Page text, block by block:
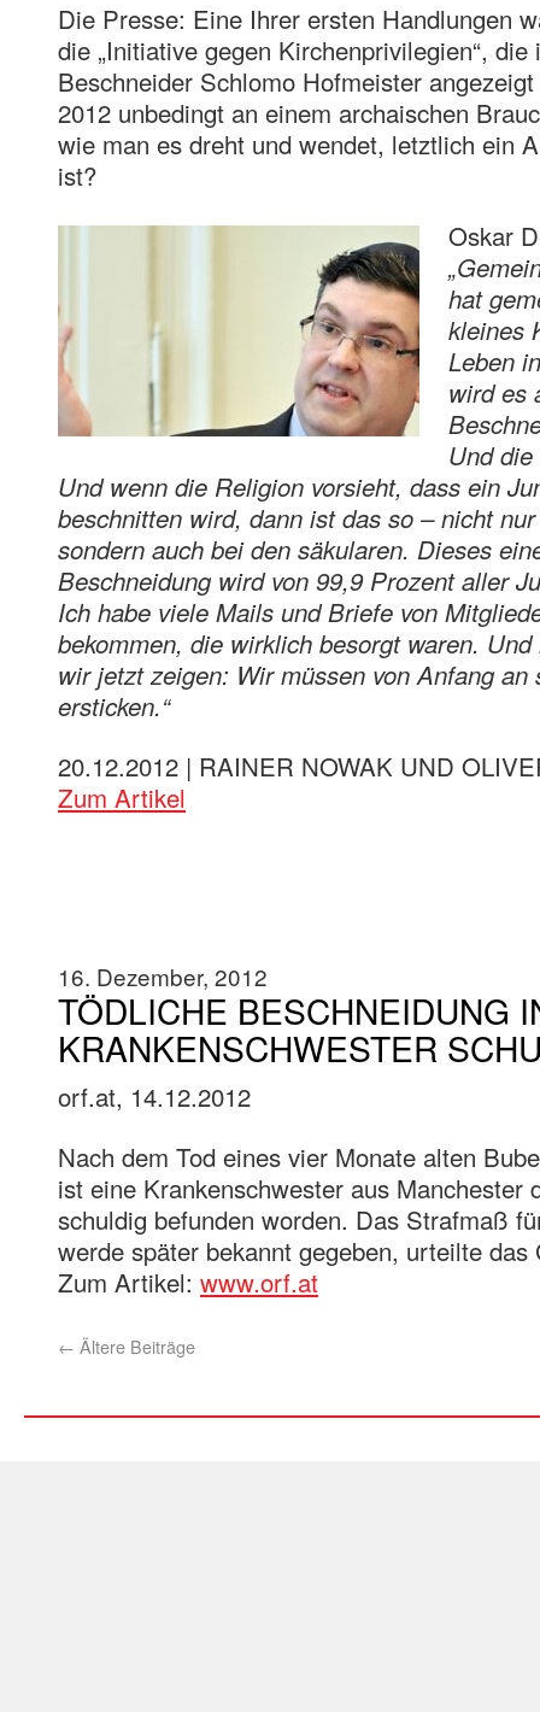
Die Presse: Eine Ihrer ersten Handlungen
die „Initiative gegen Kirchenprivilegien“, die
Beschneider Schlomo Hofmeister
2012 unbedingt an einem archaischen
wie man es dreht und wendet, letztlich ein
ist?
Oskar
hat
kleines
Leben
wird es
Und
Und wenn die Religion vorsieht, dass ein
beschnitten wird, dann ist das so – nicht
sondern auch bei den säkularen. Dieses
Beschneidung wird von 99,9 Prozent aller
Ich habe viele Mails und Briefe von
bekommen, die wirklich besorgt waren.
wir jetzt zeigen: Wir müssen von Anfang
ersticken.“
20.12.2012 | RAINER NOWAK UND
Zum Artikel
16. Dezember, 2012
TÖDLICHE BESCHNEIDUNG
KRANKENSCHWESTER
orf.at, 14.12.2012
Nach dem Tod eines vier Monate alten
ist eine Krankenschwester aus Manchester
schuldig befunden worden. Das Strafmaß
werde später bekannt gegeben, urteilte das
Zum Artikel: www.orf.at
← Ältere Beiträge